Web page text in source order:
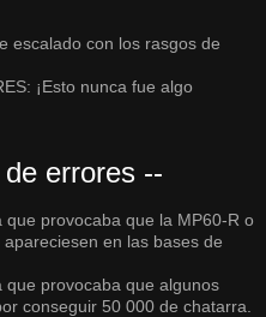
escalado con los rasgos de
¡Esto nunca fue algo
errores --
provocaba que la MP60-R o
en las bases de
provocaba que algunos
conseguir 50 000 de chatarra.